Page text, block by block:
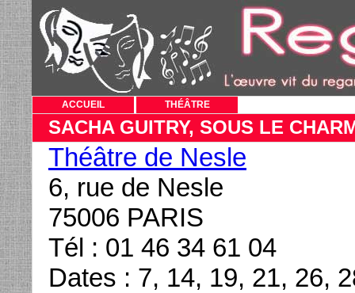
ACCUEIL THÉÂTRE
SACHA GUITRY, SOUS LE
Théâtre de Nesle
6, rue de Nesle
75006 PARIS
Tél : 01 46 34 61 04
Dates : 7, 14, 19, 21, 26,